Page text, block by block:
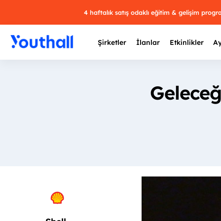
4 haftalık satış odaklı eğitim & gelişim
Şirketler İlanlar Etkinlikler